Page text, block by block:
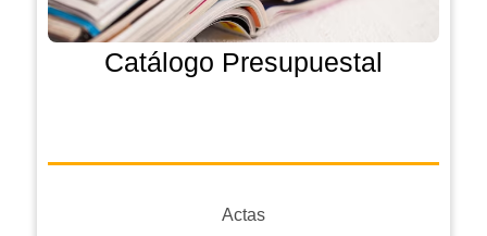
Catálogo Presupuestal
Actas